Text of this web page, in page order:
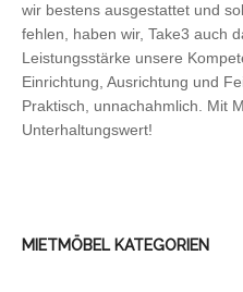
wir bestens ausgestattet und
fehlen, haben wir, Take3 auch
Leistungsstärke unsere
Einrichtung, Ausrichtung und
Praktisch, unnachahmlich. Mit
Unterhaltungswert!
MIETMÖBEL KATEGORIEN